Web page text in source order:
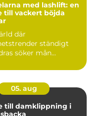
med lashlift: en
till vackert böjda
där
ständigt
söker mån...
05. aug
till damklippning i